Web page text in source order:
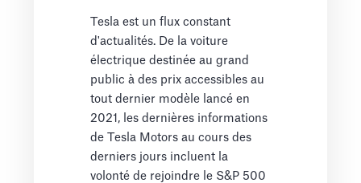
Tesla est un flux constant
d'actualités. De la voiture
électrique destinée au grand
public à des prix accessibles au
tout dernier modèle lancé en
2021, les dernières informations
de Tesla Motors au cours des
derniers jours incluent la
volonté de rejoindre le S&P 500